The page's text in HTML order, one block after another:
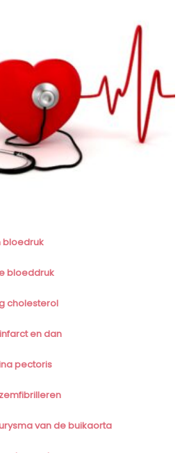
bloedruk
bloeddruk
cholesterol
en dan
pectoris
van de buikaorta